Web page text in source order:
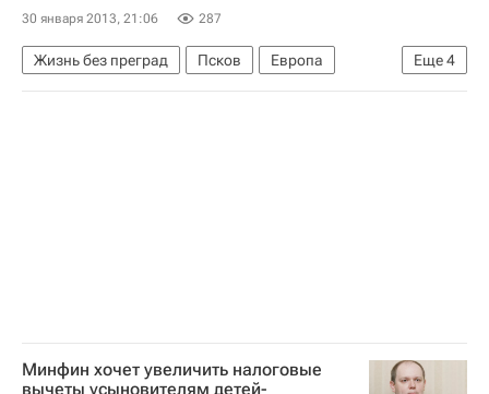
Максим Топилин
Администрация городского округа Самара
30 января 2013, 21:06 287
Еще4
Жизнь без преград Псков
Европа
Северо-Западный ФО
Псковская область
Минфин хочет увеличить налоговые
вычеты усыновителям детей-